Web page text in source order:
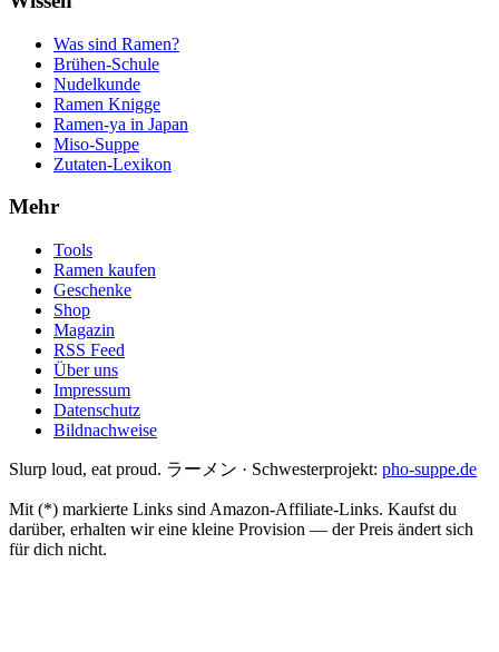
Was sind Ramen?
Brühen-Schule
Nudelkunde
Ramen Knigge
Ramen-ya in Japan
Miso-Suppe
Zutaten-Lexikon
Mehr
Tools
Ramen kaufen
Geschenke
Shop
Magazin
RSS Feed
Über uns
Impressum
Datenschutz
Bildnachweise
Slurp loud, eat proud. ラーメン · Schwesterprojekt: pho-suppe.de
Mit (*) markierte Links sind Amazon-Affiliate-Links. Kaufst du
darüber, erhalten wir eine kleine Provision — der Preis ändert sich
für dich nicht.